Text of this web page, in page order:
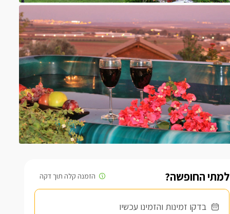
למתי החופשה?
בדקו זמינות והזמינו עכשיו